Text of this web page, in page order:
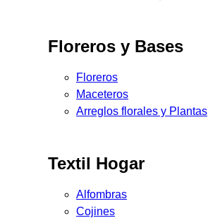
Floreros y Bases
Floreros
Maceteros
Arreglos florales y Plantas
Textil Hogar
Alfombras
Cojines